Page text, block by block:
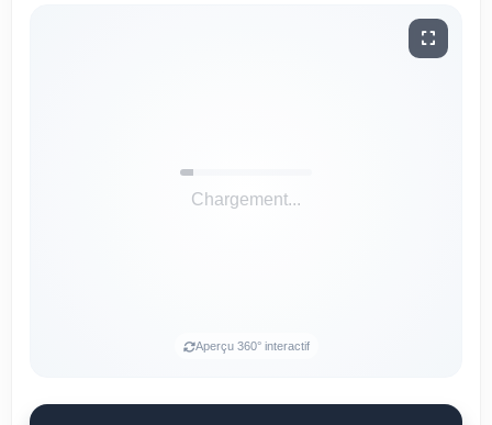
Chargement...
Aperçu 360° interactif